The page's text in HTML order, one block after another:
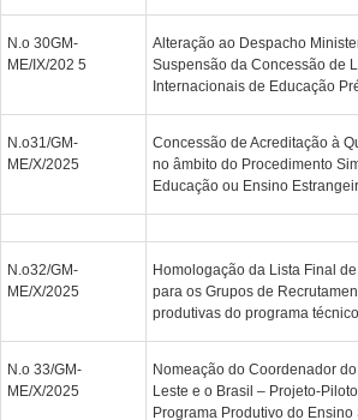
N.o 30GM-
ME/IX/202 5
Alteração ao Despacho
Suspensão da Concessão de
Internacionais de Educação
N.o31/GM-
ME/X/2025
Concessão de Acreditação à
no âmbito do Procedimento
Educação ou Ensino
N.o32/GM-
ME/X/2025
Homologação da Lista Final
para os Grupos de
produtivas do programa
N.o 33/GM-
ME/X/2025
Nomeação do Coordenador
Leste e o Brasil – Projeto-
Programa Produtivo do